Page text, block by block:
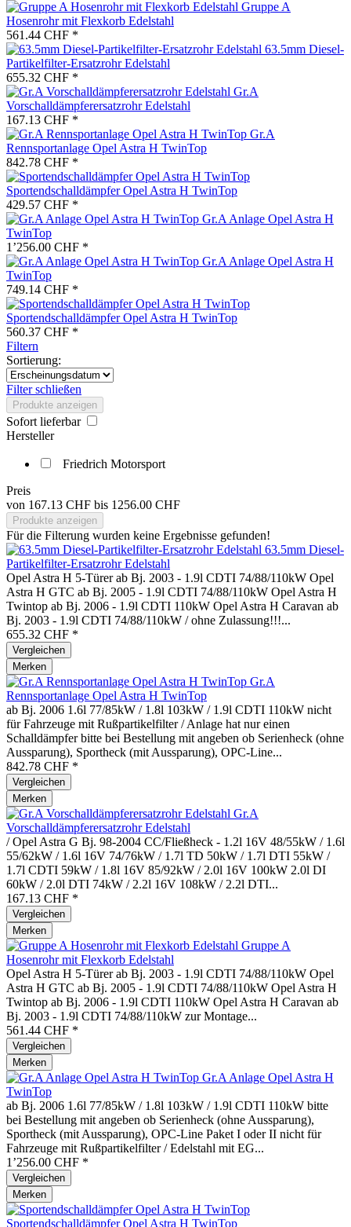
Gruppe A
Hosenrohr mit Flexkorb Edelstahl
561.44 CHF *
63.5mm Diesel-
Partikelfilter-Ersatzrohr Edelstahl
655.32 CHF *
Gr.A
Vorschalldämpferersatzrohr Edelstahl
167.13 CHF *
Gr.A
Rennsportanlage Opel Astra H TwinTop
842.78 CHF *
Sportendschalldämpfer Opel Astra H TwinTop
429.57 CHF *
Gr.A Anlage Opel Astra H
TwinTop
1’256.00 CHF *
Gr.A Anlage Opel Astra H
TwinTop
749.14 CHF *
Sportendschalldämpfer Opel Astra H TwinTop
560.37 CHF *
Filtern
Sortierung:
Filter schließen
Produkte anzeigen
Sofort lieferbar
Hersteller
Friedrich Motorsport
Preis
von 167.13 CHF bis 1256.00 CHF
Produkte anzeigen
Für die Filterung wurden keine Ergebnisse gefunden!
63.5mm Diesel-
Partikelfilter-Ersatzrohr Edelstahl
Opel Astra H 5-Türer ab Bj. 2003 - 1.9l CDTI 74/88/110kW Opel
Astra H GTC ab Bj. 2005 - 1.9l CDTI 74/88/110kW Opel Astra H
Twintop ab Bj. 2006 - 1.9l CDTI 110kW Opel Astra H Caravan ab
Bj. 2003 - 1.9l CDTI 74/88/110kW / ohne Zulassung!!!...
655.32 CHF *
Vergleichen
Merken
Gr.A
Rennsportanlage Opel Astra H TwinTop
ab Bj. 2006 1.6l 77/85kW / 1.8l 103kW / 1.9l CDTI 110kW nicht
für Fahrzeuge mit Rußpartikelfilter / Anlage hat nur einen
Schalldämpfer bitte bei Bestellung mit angeben ob Serienheck (ohne
Aussparung), Sportheck (mit Aussparung), OPC-Line...
842.78 CHF *
Vergleichen
Merken
Gr.A
Vorschalldämpferersatzrohr Edelstahl
/ Opel Astra G Bj. 98-2004 CC/Fließheck - 1.2l 16V 48/55kW / 1.6l
55/62kW / 1.6l 16V 74/76kW / 1.7l TD 50kW / 1.7l DTI 55kW /
1.7l CDTI 59kW / 1.8l 16V 85/92kW / 2.0l 16V 100kW 2.0l DI
60kW / 2.0l DTI 74kW / 2.2l 16V 108kW / 2.2l DTI...
167.13 CHF *
Vergleichen
Merken
Gruppe A
Hosenrohr mit Flexkorb Edelstahl
Opel Astra H 5-Türer ab Bj. 2003 - 1.9l CDTI 74/88/110kW Opel
Astra H GTC ab Bj. 2005 - 1.9l CDTI 74/88/110kW Opel Astra H
Twintop ab Bj. 2006 - 1.9l CDTI 110kW Opel Astra H Caravan ab
Bj. 2003 - 1.9l CDTI 74/88/110kW zur Montage...
561.44 CHF *
Vergleichen
Merken
Gr.A Anlage Opel Astra H
TwinTop
ab Bj. 2006 1.6l 77/85kW / 1.8l 103kW / 1.9l CDTI 110kW bitte
bei Bestellung mit angeben ob Serienheck (ohne Aussparung),
Sportheck (mit Aussparung), OPC-Line Paket I oder II nicht für
Fahrzeuge mit Rußpartikelfilter / Edelstahl mit EG...
1’256.00 CHF *
Vergleichen
Merken
Sportendschalldämpfer Opel Astra H TwinTop